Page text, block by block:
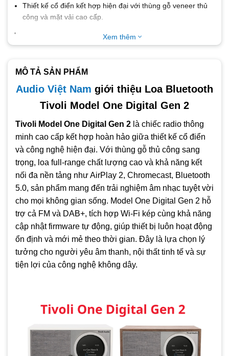
Thiết kế cổ điển kết hợp hiện đại với thùng gỗ veneer thủ
công và mặt vải cao cấp.
Trang bị loa full-range 3.5″ và ampli Class A‑B cho âm
thanh mạnh mẽ, trung thực.
định và tốc độ cao.
Tích hợp các nền tảng stream nhạc thông minh: AirPlay 2,
Google Chromecast, Spotify Connect.
Kết nối Bluetooth 5.0 cho phát nhạc nhanh chóng từ điện
thoại hoặc máy tính bảng.
Hỗ trợ radio FM và DAB+ (ở các khu vực khả dụng), dễ
dàng dò và lưu kênh yêu thích.
Cập nhật phần mềm tự động qua Wi‑Fi, luôn giữ thiết bị
trong tình trạng tối ưu.
Điều khiển linh hoạt qua remote đi kèm hoặc ứng dụng
Google Home/Apple Home.
Tương thích hệ thống đa phòng qua AirPlay 2 và
Chromecast, mở rộng âm nhạc khắp không gian.
Màn hình hiển thị LCD rõ nét, dễ quan sát khi điều chỉnh
chức năng.
Xem thêm
MÔ TẢ SẢN PHẨM
Audio Việt Nam giới thiệu Loa Bluetooth
Tivoli Model One Digital Gen 2
Tivoli Model One Digital Gen 2 là chiếc radio thông
minh cao cấp kết hợp hoàn hảo giữa thiết kế cổ điển
và công nghệ hiện đại. Với thùng gỗ thủ công sang
trọng, loa full-range chất lượng cao và khả năng kết
nối đa nền tảng như AirPlay 2, Chromecast, Bluetooth
5.0, sản phẩm mang đến trải nghiệm âm nhạc tuyệt vời
cho mọi không gian sống. Model One Digital Gen 2 hỗ
trợ cả FM và DAB+, tích hợp Wi-Fi kép cùng khả năng
cập nhật firmware tự động, giúp thiết bị luôn hoạt động
ổn định và mới mẻ theo thời gian. Đây là lựa chọn lý
tưởng cho người yêu âm thanh, nội thất tinh tế và sự
tiện lợi của công nghệ không dây.